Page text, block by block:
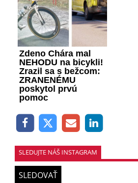
Zdeno Chára mal
NEHODU na bicykli!
Zrazil sa s bežcom:
ZRANENÉMU
poskytol prvú
pomoc
SLEDUJTE NÁŠ INSTAGRAM
SLEDOVAŤ